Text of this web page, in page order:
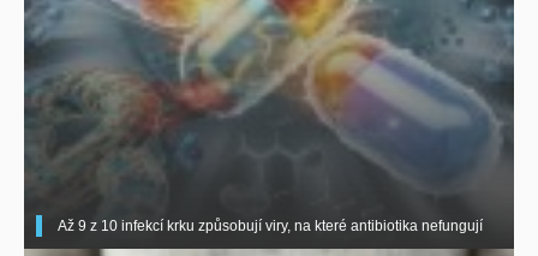
Až 9 z 10 infekcí krku způsobují viry, na které antibiotika nefungují